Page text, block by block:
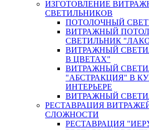
ИЗГОТОВЛЕНИЕ
СВЕТИЛЬНИКОВ
ПОТОЛОЧНЫЙ
ВИТРАЖНЫЙ
СВЕТИЛЬНИК
ВИТРАЖНЫЙ
В ЦВЕТАХ"
ВИТРАЖНЫЙ
"АБСТРАКЦИЯ" В
ИНТЕРЬЕРЕ
ВИТРАЖНЫЙ
РЕСТАВРАЦИЯ
СЛОЖНОСТИ
РЕСТАВРАЦИЯ